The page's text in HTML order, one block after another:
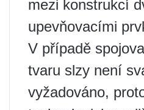
mezi konstrukcí
upevňovacími
V případě
tvaru slzy není
vyžadováno,